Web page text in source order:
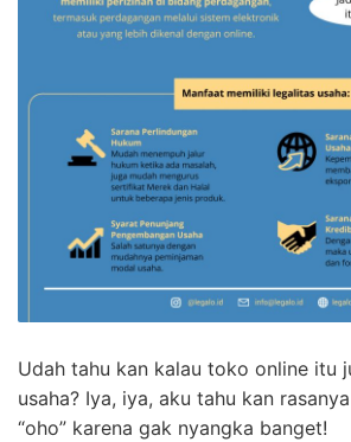
Udah tahu kan kalau toko online itu
usaha? Iya, iya, aku tahu kan
“oho” karena gak nyangka banget!